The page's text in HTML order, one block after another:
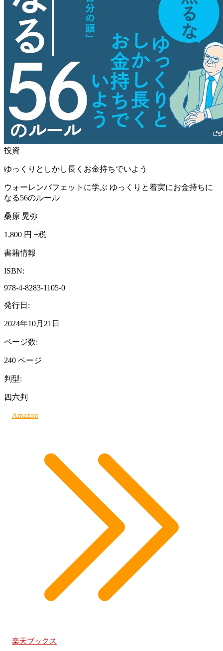
投資
ゆっくりとしかし長くお金持ちでいよう
ウォーレンバフェットに学ぶ ゆっくりと着実にお金持ちに
なる56のルール
桑原 晃弥
1,800 円 +税
書籍情報
ISBN:
978-4-8283-1105-0
発行日:
2024年10月21日
ページ数:
240 ページ
判型:
四六判
Amazon
楽天ブックス